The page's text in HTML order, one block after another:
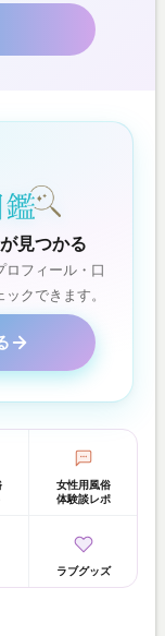
見つかる
フィール・口
クできます。
女性用風俗
体験談レポ
ラブグッズ